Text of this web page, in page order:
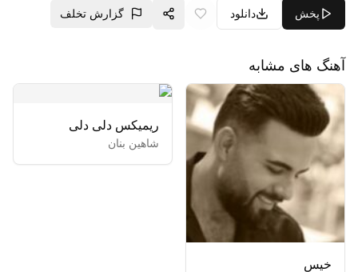
پخش دانلود گزارش تخلف
آهنگ های مشابه
خیس
ریمیکس دلی دلی
شاهین بنان